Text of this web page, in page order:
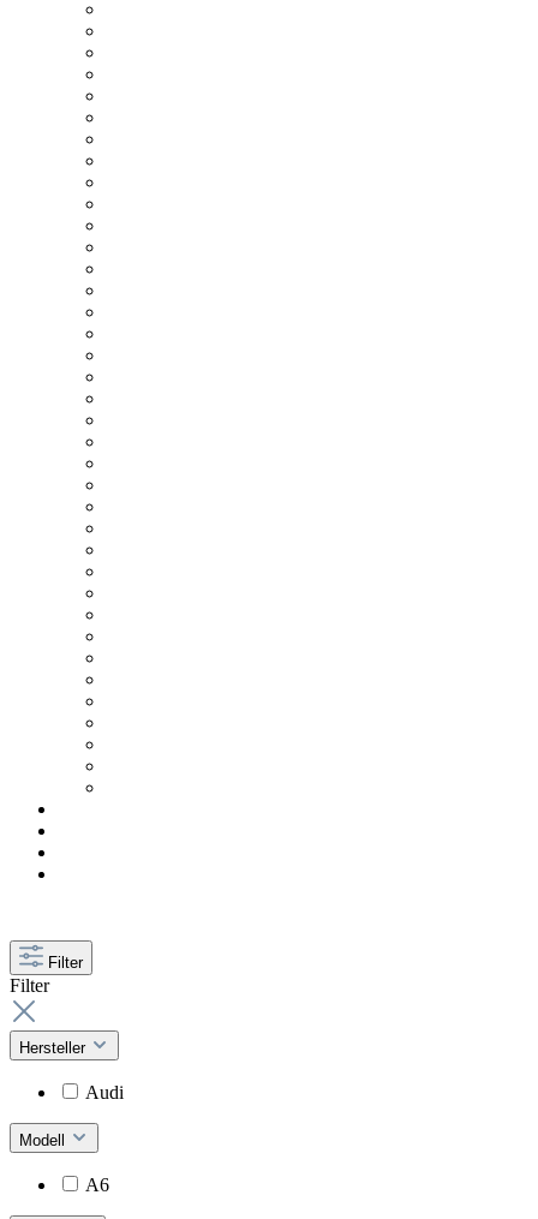
Filter
Filter
Hersteller
Audi
Modell
A6